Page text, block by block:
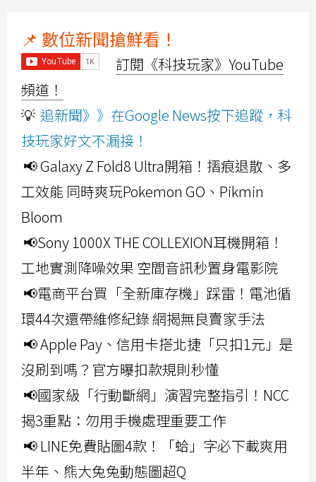
📌 數位新聞搶鮮看！
訂閱《科技玩家》YouTube
頻道！
💡 追新聞》》在Google News按下追蹤，科
技玩家好文不漏接！
📢 Galaxy Z Fold8 Ultra開箱！摺痕退散、多
工效能 同時爽玩Pokemon GO、Pikmin
Bloom
📢Sony 1000X THE COLLEXION耳機開箱！
工地實測降噪效果 空間音訊秒置身電影院
📢電商平台買「全新庫存機」踩雷！電池循
環44次還帶維修紀錄 網揭無良賣家手法
📢 Apple Pay、信用卡搭北捷「只扣1元」是
沒刷到嗎？官方曝扣款規則秒懂
📢國家級「行動斷網」演習完整指引！NCC
揭3重點：勿用手機處理重要工作
📢 LINE免費貼圖4款！「蛤」字必下載爽用
半年、熊大兔兔動態圖超Q